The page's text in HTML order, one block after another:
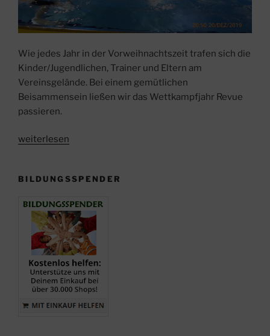
Wie jedes Jahr in der Vorweihnachtszeit trafen sich die
Kinder/Jugendlichen, Trainer und Eltern am
Vereinsgelände. Bei einem gemütlichen
Beisammensein ließen wir das Wettkampfjahr Revue
passieren.
„Unsere
Weihnachten
Verein
und
Schwimmhalle“
weiterlesen
BILDUNGSSPENDER